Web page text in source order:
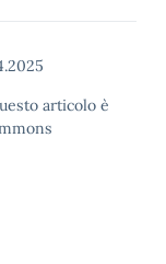
articolo è